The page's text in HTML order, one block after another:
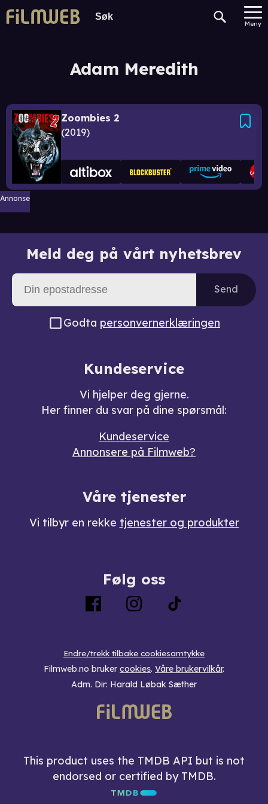
Meny
Adam Meredith
Zoombies 2
2019
Annonse
Meld deg på vårt nyhetsbrev
Send
Godta personvernerklæringen
Kundeservice
Vi hjelper deg gjerne.
Her finner du svar på dine spørsmål:
Kundeservice
Annonsere på Filmweb?
Våre tjenester
Vi tilbyr en rekke tjenester og produkter
Følg oss
Endre/trekk tilbake cookiesamtykke
Filmweb.no bruker cookies. Våre brukervilkår.
Adm. Dir: Harald Løbak Sæther
This product uses the TMDB API but is not
endorsed or certified by TMDB.